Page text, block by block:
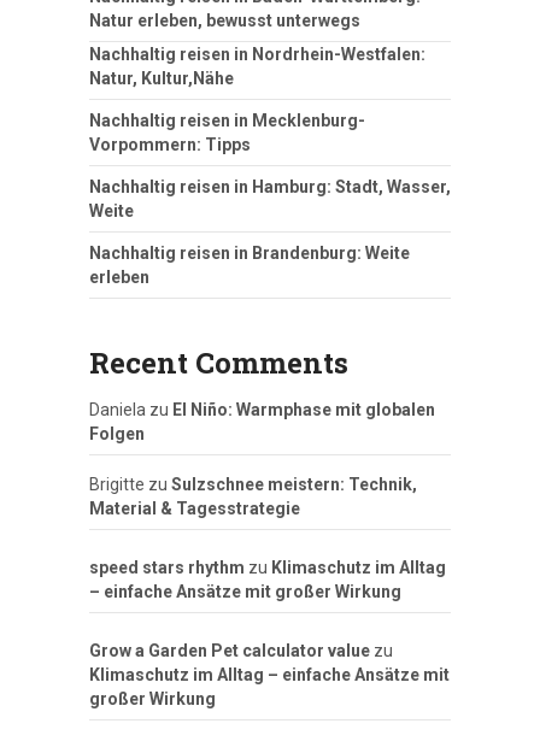
Natur erleben, bewusst unterwegs
Nachhaltig reisen in Nordrhein-Westfalen:
Natur, Kultur,Nähe
Nachhaltig reisen in Mecklenburg-
Vorpommern: Tipps
Nachhaltig reisen in Hamburg: Stadt, Wasser,
Weite
Nachhaltig reisen in Brandenburg: Weite
erleben
Recent Comments
Daniela zu El Niño: Warmphase mit globalen
Folgen
Brigitte zu Sulzschnee meistern: Technik,
Material & Tagesstrategie
speed stars rhythm zu Klimaschutz im Alltag
– einfache Ansätze mit großer Wirkung
Grow a Garden Pet calculator value zu
Klimaschutz im Alltag – einfache Ansätze mit
großer Wirkung